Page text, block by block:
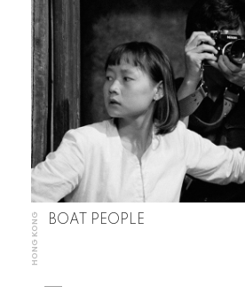
HONG KONG BOAT PEOPLE